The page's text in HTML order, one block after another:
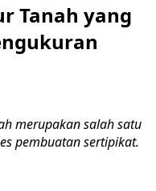
Tanah yang
merupakan salah satu
pembuatan sertipikat.